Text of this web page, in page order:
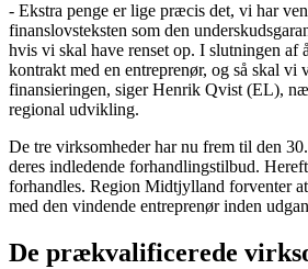
- Ekstra penge er lige præcis det, vi har
finanslovsteksten som den
hvis vi skal have renset op. I slutningen af
kontrakt med en entreprenør, og så skal vi
finansieringen, siger Henrik Qvist (EL),
regional udvikling.
De tre virksomheder har nu frem til den
deres indledende forhandlingstilbud.
forhandles. Region Midtjylland forventer
med den vindende entreprenør inden
De prækvalificerede